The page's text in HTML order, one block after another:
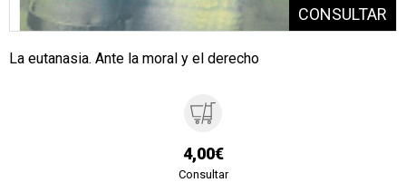
La eutanasia. Ante la moral y el derecho
4,00€
Consultar